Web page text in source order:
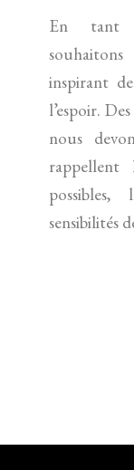
En tant
inspirant
l’espoir.
nous
rappellent
possibles,
sensibilités